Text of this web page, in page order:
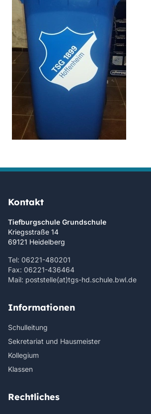
Kontakt
Tiefburgschule Grundschule
Kriegsstraße 14
69121 Heidelberg
Tel: 06221-480201
Fax: 06221-436464
Mail: poststelle(at)tgs-hd.schule.bwl.de
Informationen
Schulleitung
Sekretariat und Hausmeister
Kollegium
Klassen
Rechtliches